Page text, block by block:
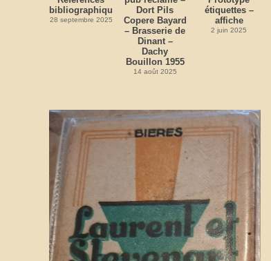
bibliographiques
28 septembre 2025
Dort Pils
Copere Bayard
– Brasserie de
Dinant –
Dachy
Bouillon 1955
14 août 2025
étiquettes –
affiche
2 juin 2025